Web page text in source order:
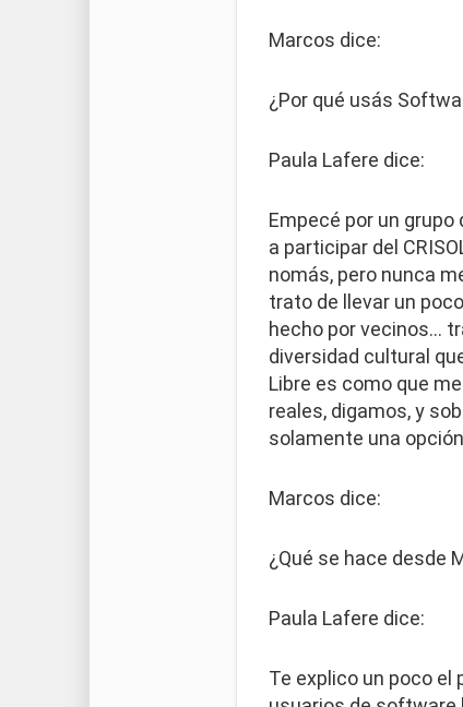
Marcos dice:
¿Por qué usás
Paula Lafere dice:
Empecé por un
a participar del
nomás, pero nunca
trato de llevar un
hecho por vecinos…
diversidad cultural
Libre es como que
reales, digamos, y
solamente una
Marcos dice:
¿Qué se hace desde
Paula Lafere dice:
Te explico un poco el